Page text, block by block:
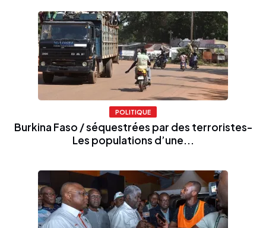
POLITIQUE
Burkina Faso / séquestrées par des terroristes-
Les populations d’une...